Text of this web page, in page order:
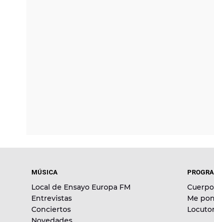
MÚSICA
Local de Ensayo Europa FM
Entrevistas
Conciertos
Me